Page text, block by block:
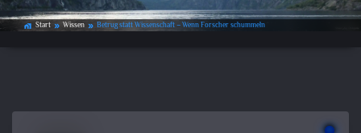
home_work Start double_arrow Wissen double_arrow Betrug statt Wissenschaft – Wenn Forscher schummeln